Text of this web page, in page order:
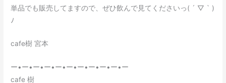
単品でも販売してますので、ぜひ飲んで見てくださいっ( ´ ▽ ` )
ﾉ
cafe樹 宮本
ー•ー•ー•ー•ー•ー•ー•ー•ー•ー•ー
cafe 樹